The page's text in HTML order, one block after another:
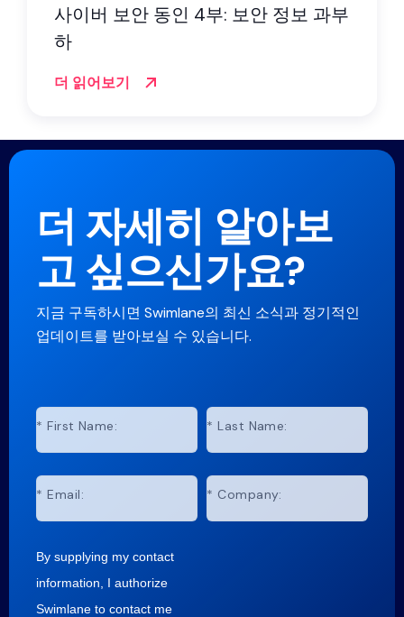
사이버 보안 동인 4부: 보안 정보 과부
하
더 읽어보기
더 자세히 알아보
고 싶으신가요?
지금 구독하시면 Swimlane의 최신 소식과 정기적인
업데이트를 받아보실 수 있습니다.
* First Name: * Last Name:
* Email: * Company:
By supplying my contact
information, I authorize
Swimlane to contact me